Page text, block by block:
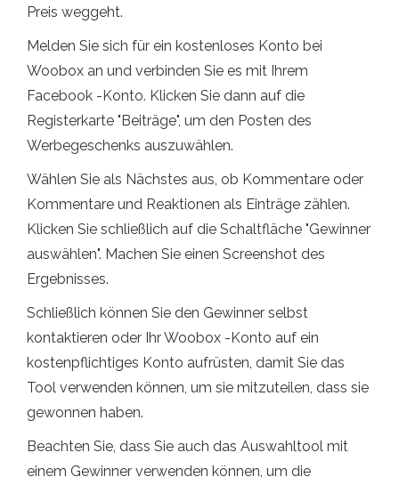
Preis weggeht.
Melden Sie sich für ein kostenloses Konto bei
Woobox an und verbinden Sie es mit Ihrem
Facebook -Konto. Klicken Sie dann auf die
Registerkarte "Beiträge", um den Posten des
Werbegeschenks auszuwählen.
Wählen Sie als Nächstes aus, ob Kommentare oder
Kommentare und Reaktionen als Einträge zählen.
Klicken Sie schließlich auf die Schaltfläche "Gewinner
auswählen". Machen Sie einen Screenshot des
Ergebnisses.
Schließlich können Sie den Gewinner selbst
kontaktieren oder Ihr Woobox -Konto auf ein
kostenpflichtiges Konto aufrüsten, damit Sie das
Tool verwenden können, um sie mitzuteilen, dass sie
gewonnen haben.
Beachten Sie, dass Sie auch das Auswahltool mit
einem Gewinner verwenden können, um die